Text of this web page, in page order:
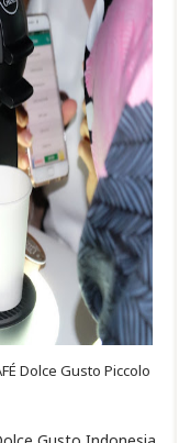
Dolce Gusto Piccolo